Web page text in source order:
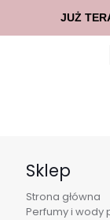
Sklep
Strona główna
Perfumy i wody
JUŻ